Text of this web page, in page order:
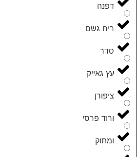
דפנה
ריח גשם
סדר
עץ גאייק
ציפורן
ורוד פרסי
ומתוק